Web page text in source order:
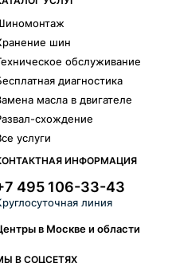
шин
обслуживание
диагностика
масла в двигателе
схождение
услуги
ИНФОРМАЦИЯ
495 106-33-43
линия
в Москве и области
В СОЦСЕТЯХ